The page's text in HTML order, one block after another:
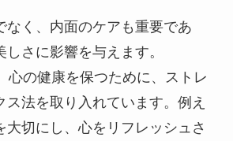
なく、内面のケアも重要であ
しさに影響を与えます。
心の健康を保つために、ストレ
ス法を取り入れています。例え
大切にし、心をリフレッシュさ